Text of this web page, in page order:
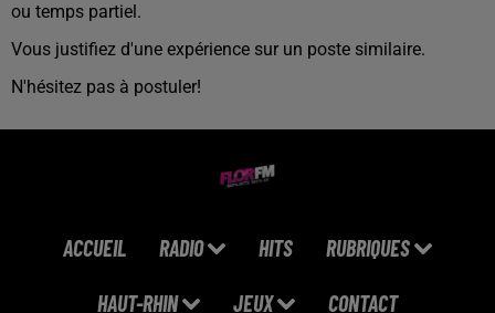
ou temps partiel.
Vous justifiez d'une expérience sur un poste similaire.
N'hésitez pas à postuler!
ACCUEIL RADIO HITS RUBRIQUES
HAUT-RHIN JEUX CONTACT